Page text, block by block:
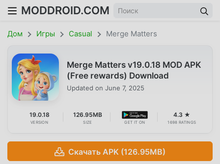
MODDROID.COM
Дом Игры Casual Merge Matters
Merge Matters v19.0.18 MOD APK
(Free rewards) Download
Updated on June 7, 2025
19.0.18
VERSION
126.95MB
SIZE GET IT ON
4.3 ★
1698 RATINGS
Скачать APK (126.95MB)